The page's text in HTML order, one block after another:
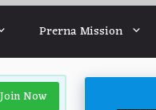
Prerna Mission
Join Now